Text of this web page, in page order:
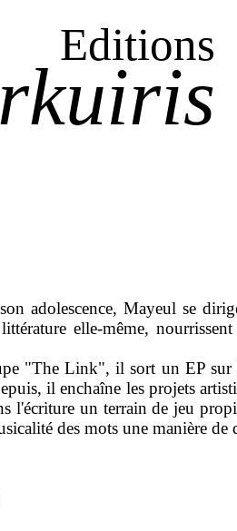
Editions
adolescence, Mayeul se
elle-même, nourrissent
"The Link", il sort un EP sur
il enchaîne les projets
l'écriture un terrain de jeu
des mots une manière de